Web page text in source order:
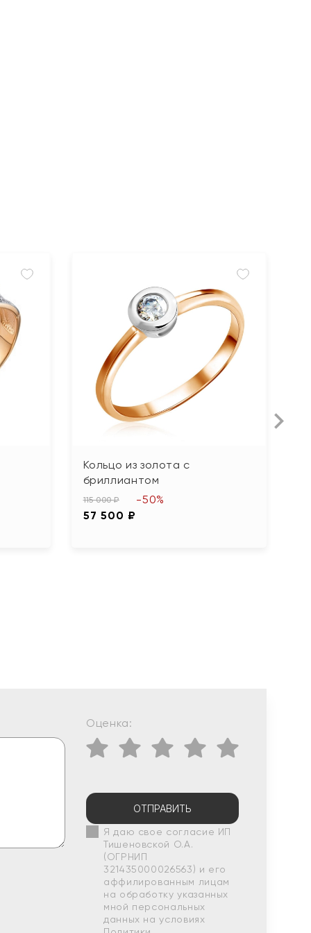
Кольцо из золота с
бриллиантом
115 000 ₽
57 500 ₽
-50%
Оценка:
ОТПРАВИТЬ
Я даю свое согласие ИП
Тишеновской О.А.
(ОГРНИП
321435000026563) и его
аффилированным лицам
на обработку указанных
мной персональных
данных на условиях